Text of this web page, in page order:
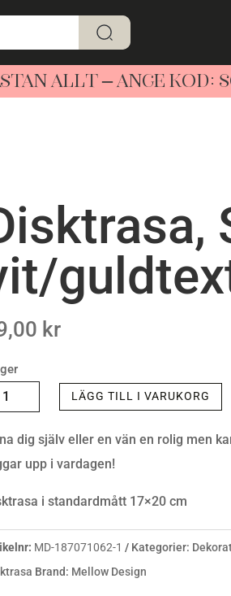
ALLT – ANGE KOD:
kr
GULDTEXT
LÄGG TILL I VARUKORG
dig själv eller en vän en rolig men
upp i vardagen!
i standardmått 17×20 cm
MD-187071062-1 Kategorier:
Brand: Mellow Design